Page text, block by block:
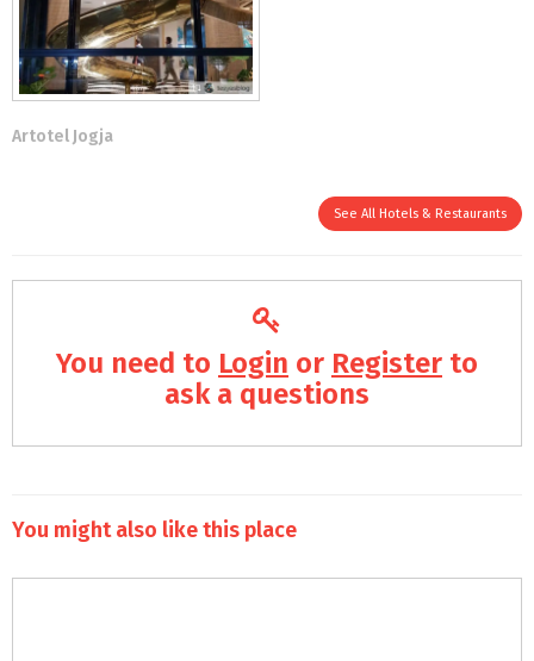
Artotel Jogja
See All Hotels & Restaurants
You need to Login or Register to
ask a questions
You might also like this place